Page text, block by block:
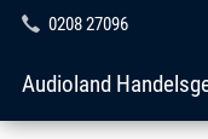
0208 27096
Audioland